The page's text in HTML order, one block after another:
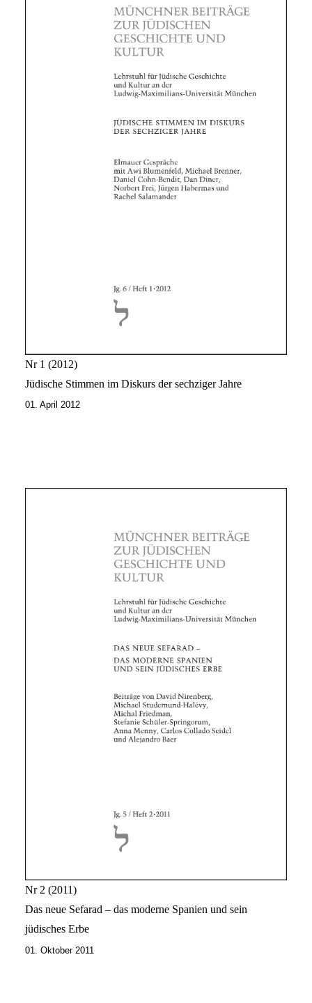
Nr 1
2012
Jüdische Stimmen im Diskurs der sechziger Jahre
01. April 2012
Nr 2 2011
Das neue Sefarad – das moderne Spanien und sein
jüdisches Erbe
01. Oktober 2011